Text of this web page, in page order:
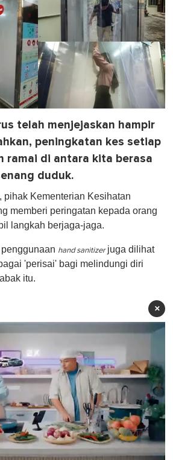
telah menjejaskan hampir
peningkatan kes setiap
ramai di antara kita berasa
duduk.
pihak Kementerian Kesihatan
memberi peringatan kepada orang
langkah berjaga-jaga .
hand sanitizerjuga dilihat
'perisai' bagi melindungi diri
itu.
×